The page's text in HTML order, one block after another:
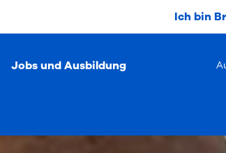
Ich bin
Jobs und Ausbildung